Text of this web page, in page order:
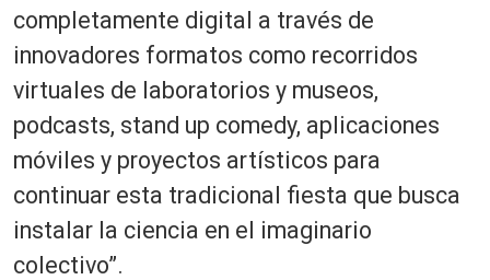
completamente digital a través de
innovadores formatos como recorridos
virtuales de laboratorios y museos,
podcasts, stand up comedy, aplicaciones
móviles y proyectos artísticos para
continuar esta tradicional fiesta que busca
instalar la ciencia en el imaginario
colectivo”.